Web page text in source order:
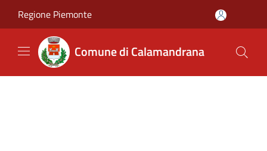
Regione Piemonte
Comune di Calamandrana